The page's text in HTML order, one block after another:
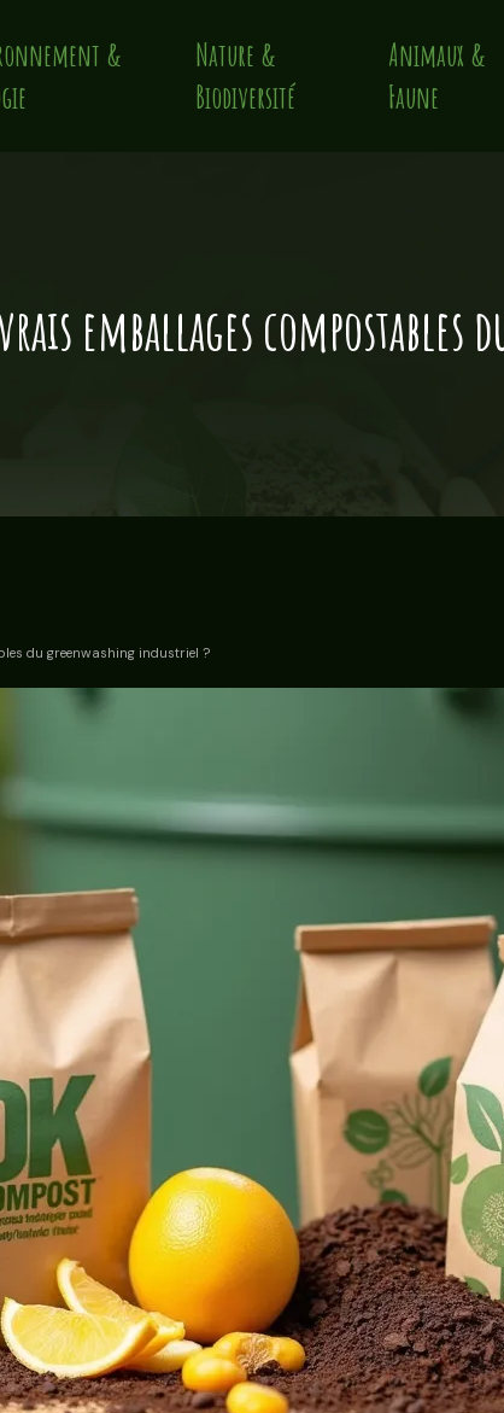
&
Nature &
Biodiversité
Animaux &
Faune
emballages compostables
du greenwashing industriel ?